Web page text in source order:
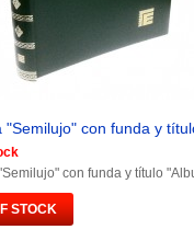
"Semilujo" con funda y
con funda y título
STOCK